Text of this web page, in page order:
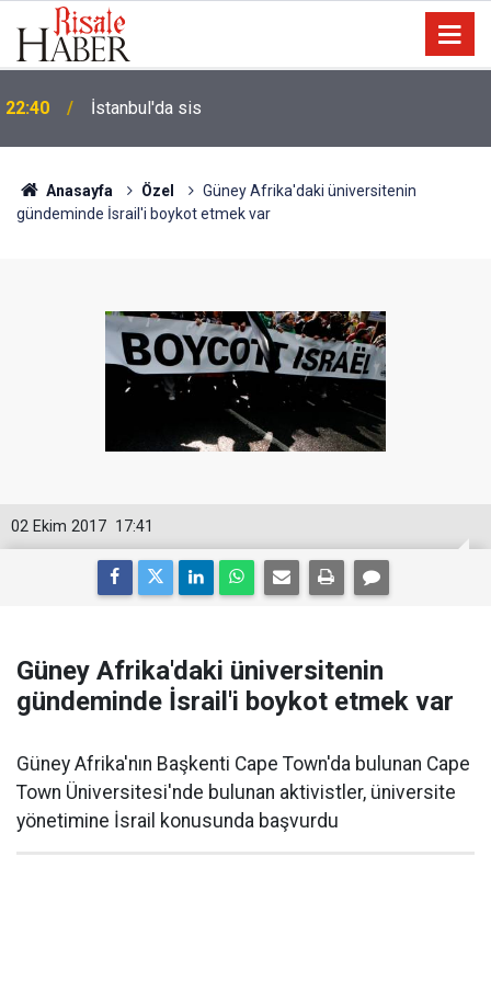
21:18
Biyoloji profesörünün parmağının ucunda niçin göz
yok?
Anasayfa Özel
Güney Afrika'daki üniversitenin
gündeminde İsrail'i boykot etmek var
17:41
02 Ekim 2017
Güney Afrika'daki üniversitenin
gündeminde İsrail'i boykot etmek var
Güney Afrika'nın Başkenti Cape Town'da bulunan Cape
Town Üniversitesi'nde bulunan aktivistler, üniversite
yönetimine İsrail konusunda başvurdu